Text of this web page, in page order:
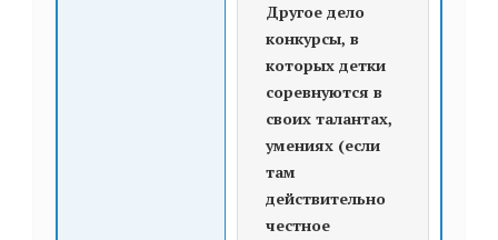
Другое дело
конкурсы, в
которых детки
соревнуются в
своих талантах,
умениях (если
там
действительно
честное